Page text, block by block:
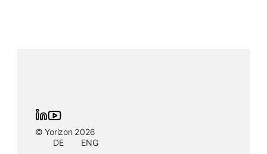
© Yorizon 2026
DE
ENG